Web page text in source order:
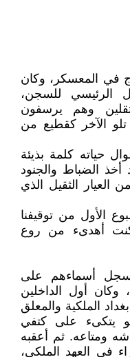
في المعسكر، وكان
الرئيسي للسجن،
وهم يرسفون
تلو الآخر كقطيع من
حياته كلمة بذيئة
الضباط والجنود
العيار الثقيل الذي
الأول من توقيفنا
أهدىء من روع
أسماءهم على
وكان أول الداخلين
الملكية والمعلق
يتكىء على كتفي
ومتاعه. ثم أعقبه
في العهد الملكي،